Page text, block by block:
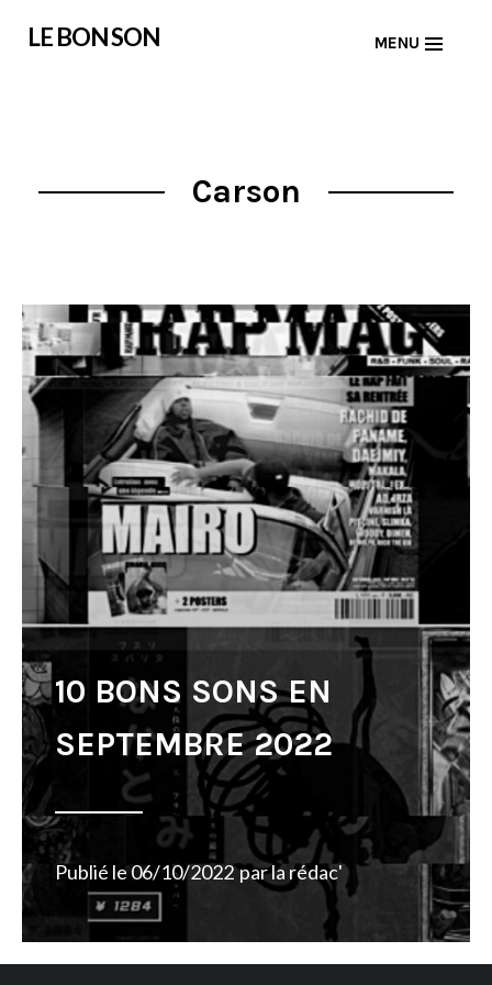
LE BON SON MENU
Carson
10 BONS SONS EN
SEPTEMBRE 2022
Publié le06/10/2022 parla rédac'